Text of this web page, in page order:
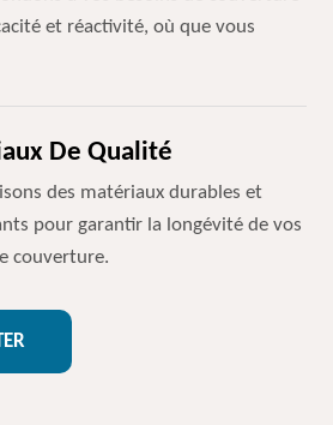
et réactivité, où que vous
De Qualité
des matériaux durables et
pour garantir la longévité de vos
couverture.